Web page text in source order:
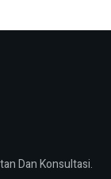
Dan Konsultasi.